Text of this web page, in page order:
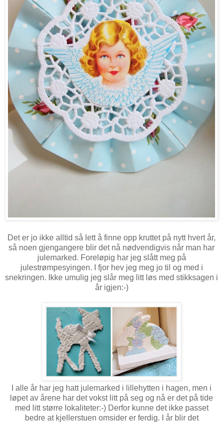
Det er jo ikke alltid så lett å finne opp kruttet på nytt hvert år,
så noen gjengangere blir det nå nødvendigvis når man har
julemarked. Foreløpig har jeg slått meg på
julestrømpesyingen. I fjor hev jeg meg jo til og med i
snekringen. Ikke umulig jeg slår meg litt løs med stikksagen i
år igjen:-)
I alle år har jeg hatt julemarked i lillehytten i hagen, men i
løpet av årene har det vokst litt på seg og nå er det på tide
med litt større lokaliteter:-) Derfor kunne det ikke passet
bedre at kjellerstuen omsider er ferdig. I år blir det